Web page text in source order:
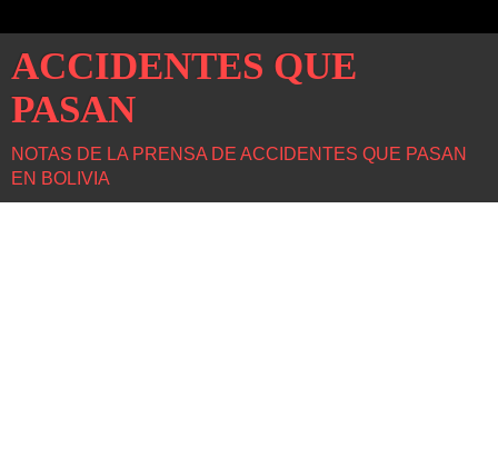
ACCIDENTES QUE
PASAN
NOTAS DE LA PRENSA DE ACCIDENTES QUE PASAN
EN BOLIVIA